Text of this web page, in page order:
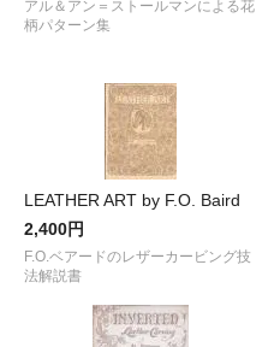
アル＆アン＝ストールマンによる花
柄パターン集
LEATHER ART by F.O. Baird
2,400円
F.O.ベアードのレザーカービング技
法解説書